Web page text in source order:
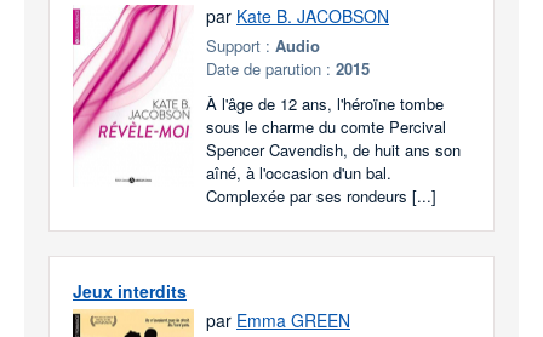
par Kate B. JACOBSON
Support : Audio
Date de parution : 2015
À l'âge de 12 ans, l'héroïne tombe
sous le charme du comte Percival
Spencer Cavendish, de huit ans son
aîné, à l'occasion d'un bal.
Complexée par ses rondeurs [...]
Jeux interdits
par Emma GREEN